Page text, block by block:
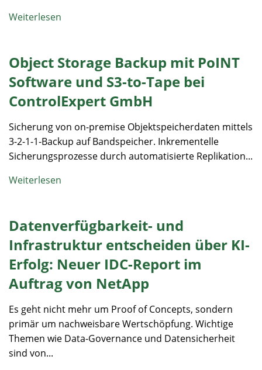
Weiterlesen
Object Storage Backup mit PoINT
Software und S3-to-Tape bei
ControlExpert GmbH
Sicherung von on-premise Objektspeicherdaten mittels
3-2-1-1-Backup auf Bandspeicher. Inkrementelle
Sicherungsprozesse durch automatisierte Replikation...
Weiterlesen
Datenverfügbarkeit- und
Infrastruktur entscheiden über KI-
Erfolg: Neuer IDC-Report im
Auftrag von NetApp
Es geht nicht mehr um Proof of Concepts, sondern
primär um nachweisbare Wertschöpfung. Wichtige
Themen wie Data-Governance und Datensicherheit
sind von...